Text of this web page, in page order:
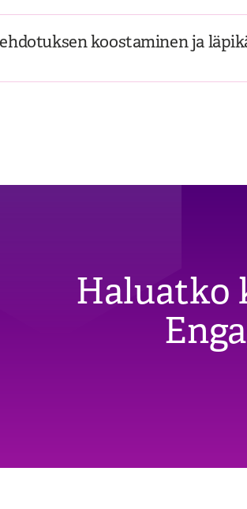
koostaminen ja
Haluatko